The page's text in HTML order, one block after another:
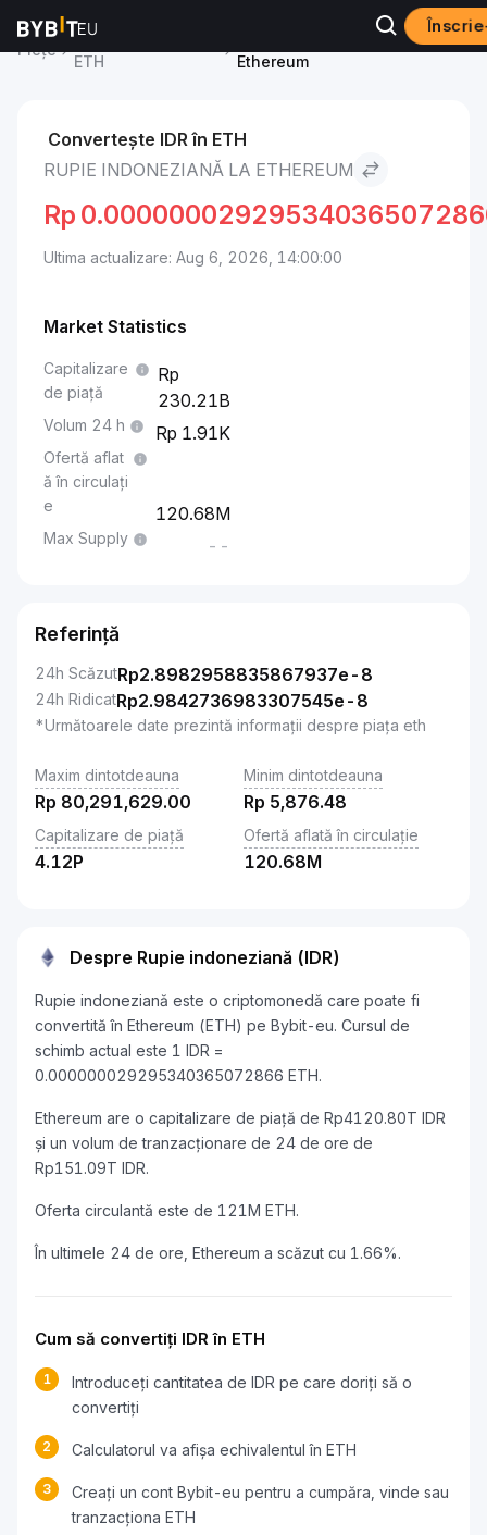
Piețe
Ethereum Price
ETH
Rupie indoneziană to
Ethereum
Convertește IDR în ETH
RUPIE INDONEZIANĂ LA ETHEREUM
Rp
Ultima actualizare: Aug 6, 2026, 14:00:00
Market Statistics
Capitalizare
de piață
230.21B
Volum 24 h 1.91K
Ofertă aflat
ă în circulați
e
120.68M
Max Supply --
Referință
24h ScăzutRp2.8982958835867937e-8
24h RidicatRp2.9842736983307545e-8
*Următoarele date prezintă informații despre piața eth
Maxim dintotdeauna
Rp 80,291,629.00
Minim dintotdeauna
Rp 5,876.48
Capitalizare de piață
4.12P
Ofertă aflată în circulație
120.68M
Despre Rupie indoneziană (IDR)
Rupie indoneziană este o criptomonedă care poate fi
convertită în Ethereum (ETH) pe Bybit-eu. Cursul de
schimb actual este 1 IDR =
0.000000029295340365072866 ETH.
Ethereum are o capitalizare de piață de Rp4120.80T IDR
și un volum de tranzacționare de 24 de ore de
Rp151.09T IDR.
Oferta circulantă este de 121M ETH.
În ultimele 24 de ore, Ethereum a scăzut cu 1.66%.
Cum să convertiți IDR în ETH
1
Introduceți cantitatea de IDR pe care doriți să o
convertiți
2 Calculatorul va afișa echivalentul în ETH
3
Creați un cont Bybit-eu pentru a cumpăra, vinde sau
tranzacționa ETH